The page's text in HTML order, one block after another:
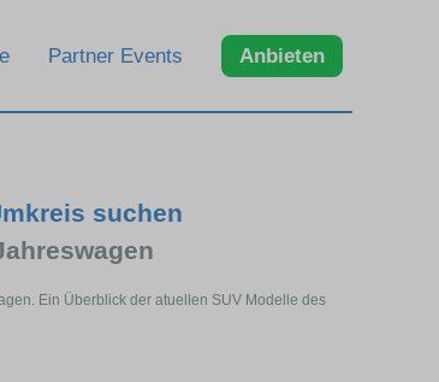
Partner Events Anbieten
suchen
Ein Überblick der atuellen SUV Modelle des